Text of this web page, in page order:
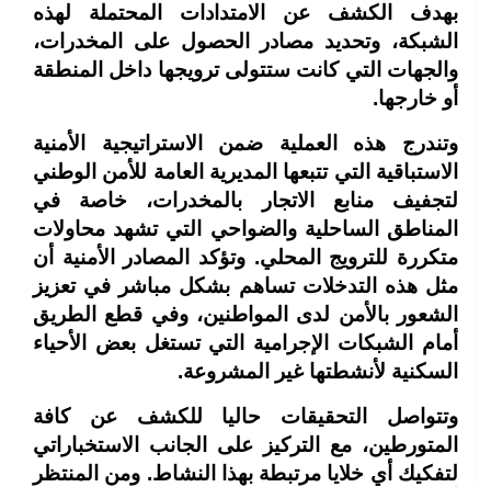
بهدف الكشف عن الامتدادات المحتملة لهذه
الشبكة، وتحديد مصادر الحصول على المخدرات،
والجهات التي كانت ستتولى ترويجها داخل المنطقة
أو خارجها.
وتندرج هذه العملية ضمن الاستراتيجية الأمنية
الاستباقية التي تتبعها المديرية العامة للأمن الوطني
لتجفيف منابع الاتجار بالمخدرات، خاصة في
المناطق الساحلية والضواحي التي تشهد محاولات
متكررة للترويج المحلي. وتؤكد المصادر الأمنية أن
مثل هذه التدخلات تساهم بشكل مباشر في تعزيز
الشعور بالأمن لدى المواطنين، وفي قطع الطريق
أمام الشبكات الإجرامية التي تستغل بعض الأحياء
السكنية لأنشطتها غير المشروعة.
وتتواصل التحقيقات حاليا للكشف عن كافة
المتورطين، مع التركيز على الجانب الاستخباراتي
لتفكيك أي خلايا مرتبطة بهذا النشاط. ومن المنتظر